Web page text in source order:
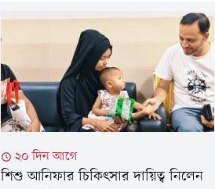
আগস্ট) দেশের কয়েকটি এলাকায় নির্দিষ্ট সময়ের জন্য
বিদ্যুৎ সরবরাহ বন্ধ থাকবে। এ তথ্য পৃথক বিজ্ঞপ্তিতে
জানিয়েছে সংশ্লিষ্ট বিদ্যুৎ কর্তৃপক্ষ।নাটোর পল্লী বিদ্যুৎ
সমিতি-২ জানিয়েছে, বড়াইগ্রাম-১ (বনপাড়া)
উপকেন্দ্রের ৭ নম্বর ফিডারের আওতায় নতুন...
২০ দিন আগে
শিশু আনিফার চিকিৎসার দায়িত্ব নিলেন